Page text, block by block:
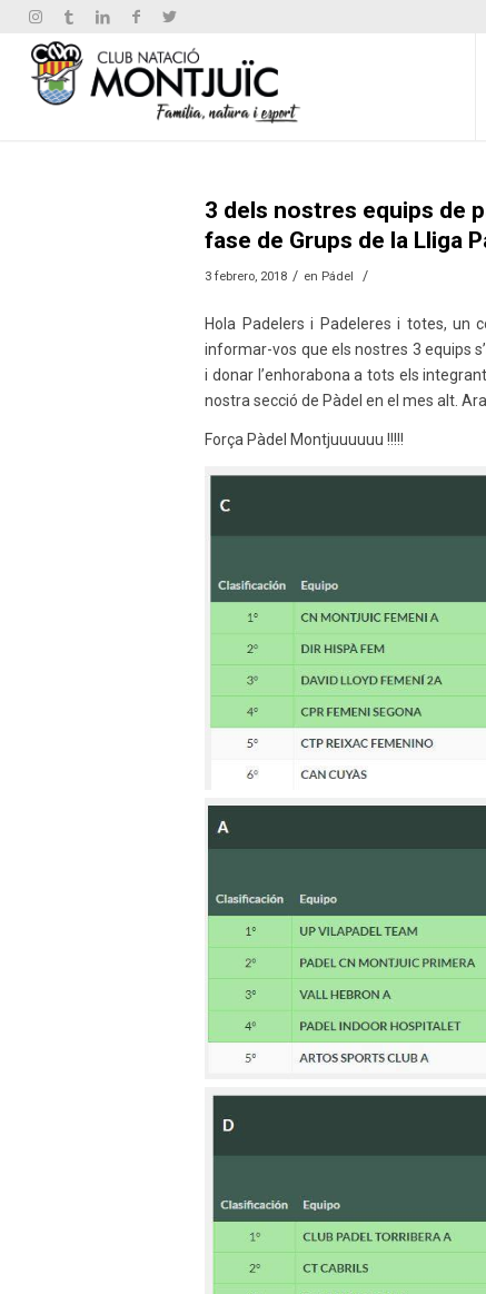
3 dels nostres equips de
fase de Grups de la Lliga
3 febrero, 2018 / en Pádel /
Hola Padelers i Padeleres i totes, un
informar-vos que els nostres 3 equips
i donar l’enhorabona a tots els
nostra secció de Pàdel en el mes alt.
Força Pàdel Montjuuuuuu !!!!!